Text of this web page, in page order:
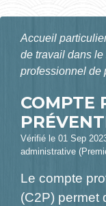
Accueil
de travail dans
professionnel de
COMPTE
Vérifié le 01 Sep
administrative
Le compte
(C2P) permet